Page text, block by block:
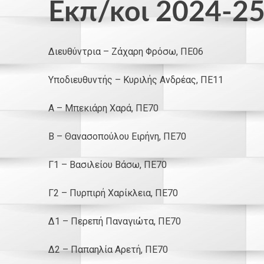
Εκπ/κοι 2024-
Διευθύντρια – Ζάχαρη Φρόσω, ΠΕ06
Υποδιευθυντής – Κυριλής Ανδρέας, ΠΕ11
Α – Μπεκιάρη Χαρά, ΠΕ70
Β – Θανασοπούλου Ειρήνη, ΠΕ70
Γ1 – Βασιλείου Βάσω, ΠΕ70
Γ2 – Πυρπιρή Χαρίκλεια, ΠΕ70
Δ1 – Περεπή Παναγιώτα, ΠΕ70
Δ2 – Παπαηλία Αρετή, ΠΕ70